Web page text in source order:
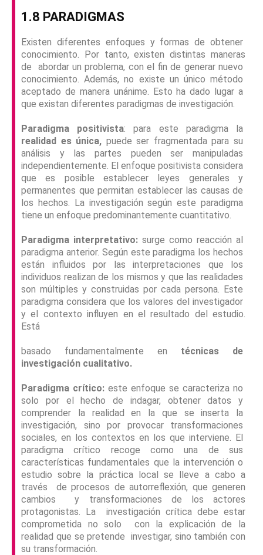
1.8 PARADIGMAS
Existen diferentes enfoques y formas de obtener
conocimiento. Por tanto, existen distintas maneras
de abordar un problema, con el fin de generar nuevo
conocimiento. Además, no existe un único método
aceptado de manera unánime. Esto ha dado lugar a
que existan diferentes paradigmas de investigación.
Paradigma positivista: para este paradigma la
realidad es única, puede ser fragmentada para su
análisis y las partes pueden ser manipuladas
independientemente. El enfoque positivista considera
que es posible establecer leyes generales y
permanentes que permitan establecer las causas de
los hechos. La investigación según este paradigma
tiene un enfoque predominantemente cuantitativo.
Paradigma interpretativo: surge como reacción al
paradigma anterior. Según este paradigma los hechos
están influidos por las interpretaciones que los
individuos realizan de los mismos y que las realidades
son múltiples y construidas por cada persona. Este
paradigma considera que los valores del investigador
y el contexto influyen en el resultado del estudio.
Está
basado fundamentalmente en técnicas de
investigación cualitativo.
Paradigma crítico: este enfoque se caracteriza no
solo por el hecho de indagar, obtener datos y
comprender la realidad en la que se inserta la
investigación, sino por provocar transformaciones
sociales, en los contextos en los que interviene. El
paradigma crítico recoge como una de sus
características fundamentales que la intervención o
estudio sobre la práctica local se lleve a cabo a
través de procesos de autorreflexión, que generen
cambios y transformaciones de los actores
protagonistas. La investigación crítica debe estar
comprometida no solo con la explicación de la
realidad que se pretende investigar, sino también con
su transformación.